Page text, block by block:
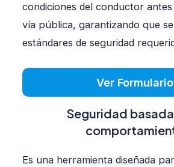
condiciones del conductor
vía pública, garantizando que
estándares de seguridad
Ver Formulario
Seguridad
Es una herramienta diseñada